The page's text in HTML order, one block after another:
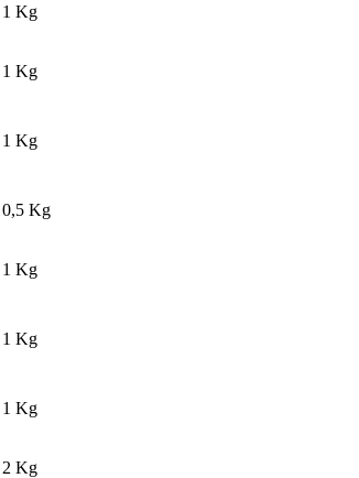
1 Kg
1 Kg
1 Kg
0,5 Kg
1 Kg
1 Kg
1 Kg
2 Kg